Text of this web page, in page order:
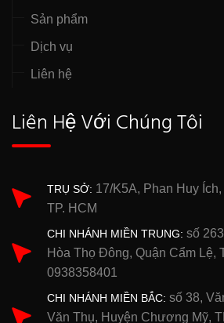
Sản phẩm
Dịch vụ
Liên hệ
Liên Hệ Với Chúng Tôi
TRỤ SỞ: 17/K5A, Phan Huy Ích,
TP. HCM
CHI NHÁNH MIỀN TRUNG: số
Hòa Thọ Đông, Quận Cẩm Lệ,
0938358401
CHI NHÁNH MIỀN BẮC: số 38,
Văn Thụ, Huyện Chương Mỹ,